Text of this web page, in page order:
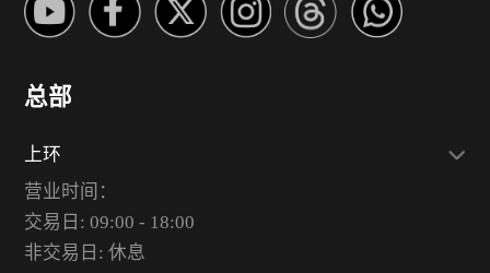
总部
上环
营业时间：
交易日: 09:00 - 18:00
非交易日: 休息